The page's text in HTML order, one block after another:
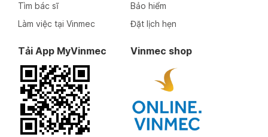
Tìm bác sĩ
Làm việc tại Vinmec
Bảo hiểm
Đặt lịch hẹn
Tải App MyVinmec Vinmec shop